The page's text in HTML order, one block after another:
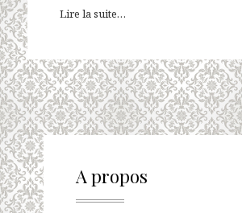
Lire la suite…
A propos